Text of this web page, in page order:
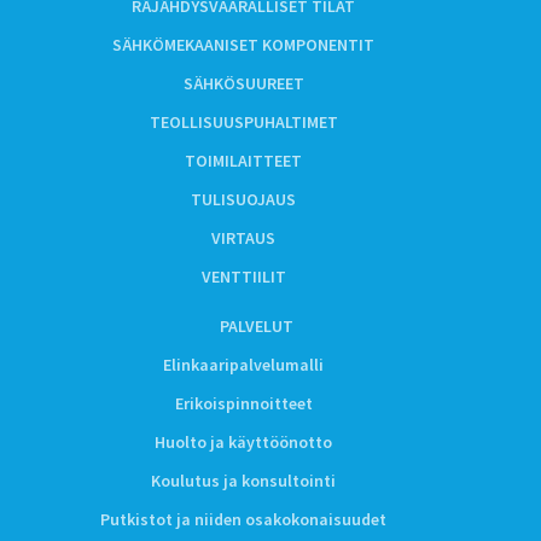
RÄJÄHDYSVAARALLISET TILAT
SÄHKÖMEKAANISET KOMPONENTIT
SÄHKÖSUUREET
TEOLLISUUSPUHALTIMET
TOIMILAITTEET
TULISUOJAUS
VIRTAUS
VENTTIILIT
PALVELUT
Elinkaaripalvelumalli
Erikoispinnoitteet
Huolto ja käyttöönotto
Koulutus ja konsultointi
Putkistot ja niiden osakokonaisuudet